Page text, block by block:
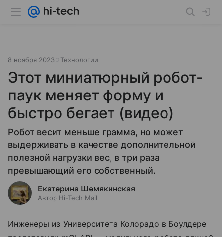
8 ноября 2023 Технологии
Этот миниатюрный робот-
паук меняет форму и
быстро бегает (видео)
Робот весит меньше грамма, но может
выдерживать в качестве дополнительной
полезной нагрузки вес, в три раза
превышающий его собственный.
Екатерина Шемякинская
Автор Hi-Tech Mail
Инженеры из Университета Колорадо в Боулдере